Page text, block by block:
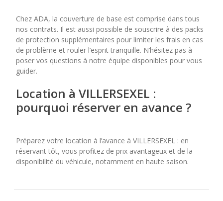
Chez ADA, la couverture de base est comprise dans tous
nos contrats. Il est aussi possible de souscrire à des packs
de protection supplémentaires pour limiter les frais en cas
de problème et rouler l’esprit tranquille. N’hésitez pas à
poser vos questions à notre équipe disponibles pour vous
guider.
Location à VILLERSEXEL :
pourquoi réserver en avance ?
Préparez votre location à l’avance à VILLERSEXEL : en
réservant tôt, vous profitez de prix avantageux et de la
disponibilité du véhicule, notamment en haute saison.